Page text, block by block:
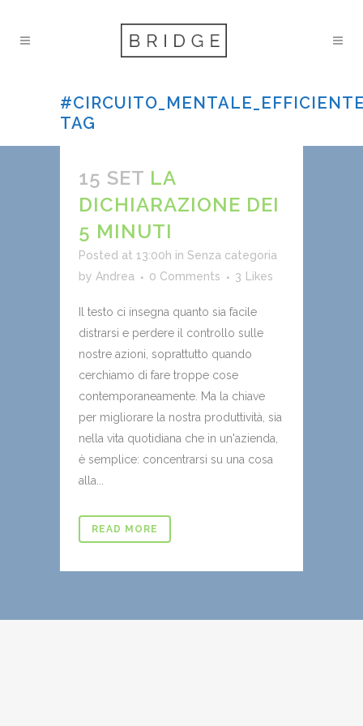
TAG
15 SET LA
DICHIARAZIONE DEI
5 MINUTI
Posted at 13:00h in Senza categoria
by Andrea 0 Comments 3 Likes
Il testo ci insegna quanto sia facile
distrarsi e perdere il controllo sulle
nostre azioni, soprattutto quando
cerchiamo di fare troppe cose
contemporaneamente. Ma la chiave
per migliorare la nostra produttività, sia
nella vita quotidiana che in un'azienda,
è semplice: concentrarsi su una cosa
alla...
READ MORE